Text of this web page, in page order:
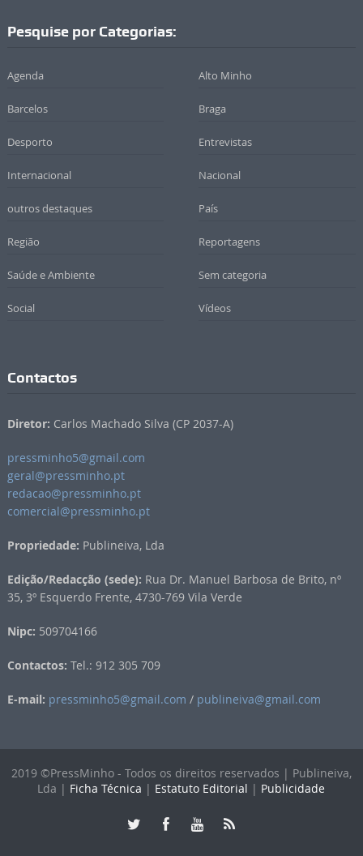
Pesquise por Categorias:
Agenda Alto Minho
Barcelos Braga
Desporto Entrevistas
Internacional Nacional
outros destaques País
Região Reportagens
Saúde e Ambiente Sem categoria
Social Vídeos
Contactos
Diretor: Carlos Machado Silva (CP 2037-A)
pressminho5@gmail.com
geral@pressminho.pt
redacao@pressminho.pt
comercial@pressminho.pt
Propriedade: Publineiva, Lda
Edição/Redacção (sede): Rua Dr. Manuel Barbosa de Brito, nº
35, 3º Esquerdo Frente, 4730-769 Vila Verde
Nipc: 509704166
Contactos: Tel.: 912 305 709
E-mail: pressminho5@gmail.com / publineiva@gmail.com
2019 ©PressMinho - Todos os direitos reservados | Publineiva,
Lda | Ficha Técnica | Estatuto Editorial | Publicidade